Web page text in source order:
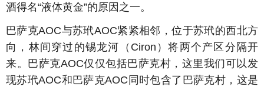
酒得名“液体黄金”的原因之一。
巴萨克AOC与苏玳AOC紧紧相邻，位于苏玳的西北方
向，林间穿过的锡龙河（Ciron）将两个产区分隔开
来。巴萨克AOC仅仅包括巴萨克村，这里我们可以发
现苏玳AOC和巴萨克AOC同时包含了巴萨克村，这是